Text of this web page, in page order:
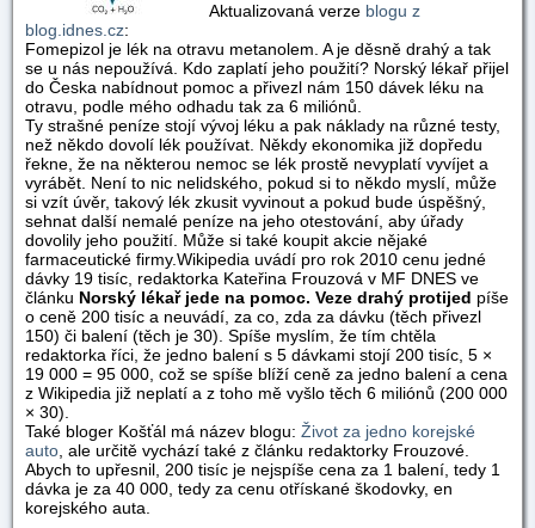
Aktualizovaná verze blogu z
blog.idnes.cz:
Fomepizol je lék na otravu metanolem. A je děsně drahý a tak
se u nás nepoužívá. Kdo zaplatí jeho použití? Norský lékař přijel
do Česka nabídnout pomoc a přivezl nám 150 dávek léku na
otravu, podle mého odhadu tak za 6 miliónů.
Ty strašné peníze stojí vývoj léku a pak náklady na různé testy,
než někdo dovolí lék používat. Někdy ekonomika již dopředu
řekne, že na některou nemoc se lék prostě nevyplatí vyvíjet a
vyrábět. Není to nic nelidského, pokud si to někdo myslí, může
si vzít úvěr, takový lék zkusit vyvinout a pokud bude úspěšný,
sehnat další nemalé peníze na jeho otestování, aby úřady
dovolily jeho použití. Může si také koupit akcie nějaké
farmaceutické firmy.Wikipedia uvádí pro rok 2010 cenu jedné
dávky 19 tisíc, redaktorka Kateřina Frouzová v MF DNES ve
článku Norský lékař jede na pomoc. Veze drahý protijed píše
o ceně 200 tisíc a neuvádí, za co, zda za dávku (těch přivezl
150) či balení (těch je 30). Spíše myslím, že tím chtěla
redaktorka říci, že jedno balení s 5 dávkami stojí 200 tisíc, 5 ×
19 000 = 95 000, což se spíše blíží ceně za jedno balení a cena
z Wikipedia již neplatí a z toho mě vyšlo těch 6 miliónů (200 000
× 30).
Také bloger Košťál má název blogu: Život za jedno korejské
auto , ale určitě vychází také z článku redaktorky Frouzové.
Abych to upřesnil, 200 tisíc je nejspíše cena za 1 balení, tedy 1
dávka je za 40 000, tedy za cenu otřískané škodovky, en
korejského auta.